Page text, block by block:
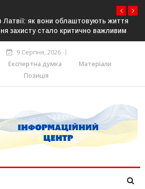
Польщі відбудуться акції на
проти агресії та ненависті
9 Серпня, 2026
Експертна думка
Матеріали
Позиція